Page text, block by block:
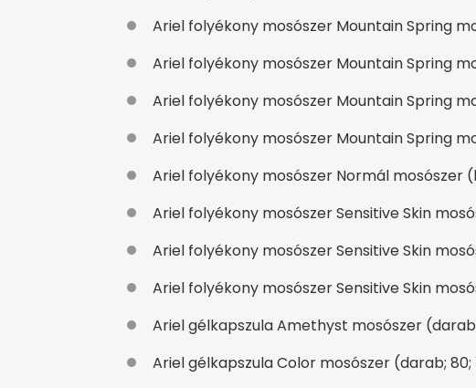
Ariel folyékony mosószer Mountain Spring
Ariel folyékony mosószer Mountain Spring
Ariel folyékony mosószer Mountain Spring
Ariel folyékony mosószer Mountain Spring
Ariel folyékony mosószer Normál mosószer
Ariel folyékony mosószer Sensitive Skin
Ariel folyékony mosószer Sensitive Skin
Ariel folyékony mosószer Sensitive Skin
Ariel gélkapszula Amethyst mosószer (darab;
Ariel gélkapszula Color mosószer (darab; 80;